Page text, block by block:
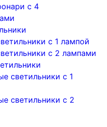
с 4
с 1 лампой
c 2 лампами
светильники с 1
светильники с 2